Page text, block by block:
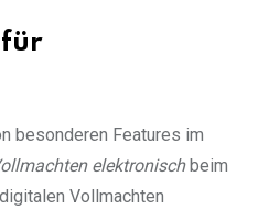
für
besonderen Features im
elektronischbeim
Vollmachten